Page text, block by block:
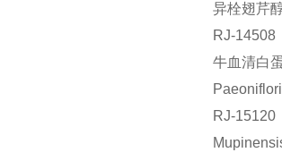
异栓翅芹
RJ-
牛血清白
RJ-